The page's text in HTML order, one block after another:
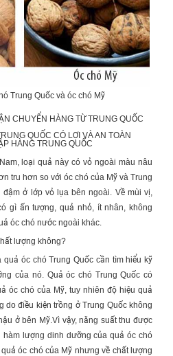
Trung Quốc và óc chó Mỹ
CHUYỂN HÀNG TỪ TRUNG QUỐC
QUỐC CÓ LỢI VÀ AN TOÀN
HÀNG TRUNG QUỐC
loại quả này có vỏ ngoài màu nâu
tru hơn so với óc chó của Mỹ và Trung
ở lớp vỏ lụa bên ngoài. Về mùi vị,
gì ấn tượng, quả nhỏ, ít nhân, không
óc chó nước ngoài khác.
lượng không?
quả óc chó Trung Quốc cần tìm hiểu kỹ
của nó. Quả óc chó Trung Quốc có
óc chó của Mỹ, tuy nhiên độ hiệu quả
do điều kiện trồng ở Trung Quốc không
ở bên Mỹ.Vì vậy, năng suất thu được
hàm lượng dinh dưỡng củaquả óc chó
óc chó của Mỹ nhưng về chất lượng